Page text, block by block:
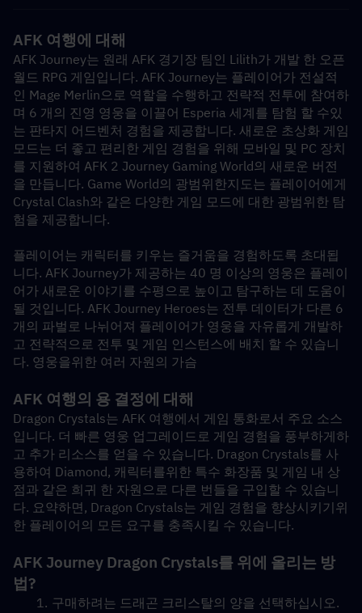
AFK 여행에 대해
AFK Journey는 원래 AFK 경기장 팀인 Lilith가 개발 한 오픈
월드 RPG 게임입니다. AFK Journey는 플레이어가 전설적
인 Mage Merlin으로 역할을 수행하고 전략적 전투에 참여하
며 6 개의 진영 영웅을 이끌어 Esperia 세계를 탐험 할 수있
는 판타지 어드벤처 경험을 제공합니다. 새로운 초상화 게임
모드는 더 좋고 편리한 게임 경험을 위해 모바일 및 PC 장치
를 지원하여 AFK 2 Journey Gaming World의 새로운 버전
을 만듭니다. Game World의 광범위한지도는 플레이어에게
Crystal Clash와 같은 다양한 게임 모드에 대한 광범위한 탐
험을 제공합니다.
플레이어는 캐릭터를 키우는 즐거움을 경험하도록 초대됩
니다. AFK Journey가 제공하는 40 명 이상의 영웅은 플레이
어가 새로운 이야기를 수평으로 높이고 탐구하는 데 도움이
될 것입니다. AFK Journey Heroes는 전투 데이터가 다른 6
개의 파벌로 나뉘어져 플레이어가 영웅을 자유롭게 개발하
고 전략적으로 전투 및 게임 인스턴스에 배치 할 수 있습니
다. 영웅을위한 여러 자원의 가슴
AFK 여행의 용 결정에 대해
Dragon Crystals는 AFK 여행에서 게임 통화로서 주요 소스
입니다. 더 빠른 영웅 업그레이드로 게임 경험을 풍부하게하
고 추가 리소스를 얻을 수 있습니다. Dragon Crystals를 사
용하여 Diamond, 캐릭터를위한 특수 화장품 및 게임 내 상
점과 같은 희귀 한 자원으로 다른 번들을 구입할 수 있습니
다. 요약하면, Dragon Crystals는 게임 경험을 향상시키기위
한 플레이어의 모든 요구를 충족시킬 수 있습니다.
AFK Journey Dragon Crystals를 위에 올리는 방
법?
구매하려는 드래곤 크리스탈의 양을 선택하십시오.